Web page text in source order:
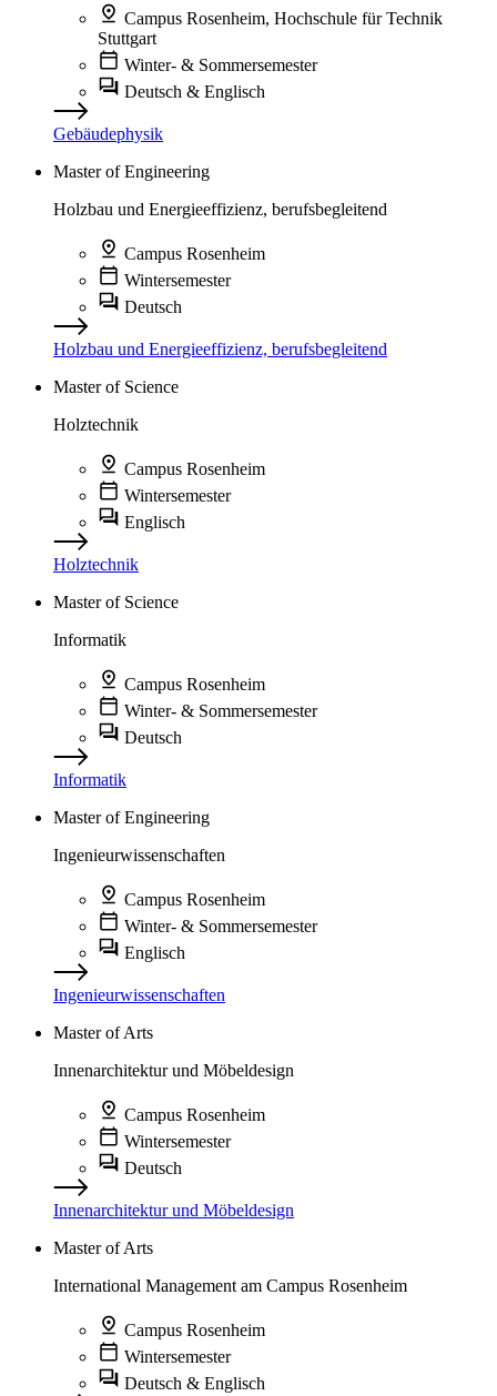
Campus Rosenheim, Hochschule für Technik
Stuttgart
Winter- & Sommersemester
Deutsch & Englisch
Gebäudephysik
Master of Engineering
Holzbau und Energieeffizienz, berufsbegleitend
Campus Rosenheim
Wintersemester
Deutsch
Holzbau und Energieeffizienz, berufsbegleitend
Master of Science
Holztechnik
Campus Rosenheim
Wintersemester
Englisch
Holztechnik
Master of Science
Informatik
Campus Rosenheim
Winter- & Sommersemester
Deutsch
Informatik
Master of Engineering
Ingenieurwissenschaften
Campus Rosenheim
Winter- & Sommersemester
Englisch
Ingenieurwissenschaften
Master of Arts
Innenarchitektur und Möbeldesign
Campus Rosenheim
Wintersemester
Deutsch
Innenarchitektur und Möbeldesign
Master of Arts
International Management am Campus Rosenheim
Campus Rosenheim
Wintersemester
Deutsch & Englisch